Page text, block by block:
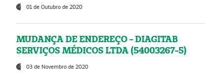
01 de Outubro de 2020
MUDANÇA DE ENDEREÇO - DIAGITAB
SERVIÇOS MÉDICOS LTDA (54003267-5)
03 de Novembro de 2020